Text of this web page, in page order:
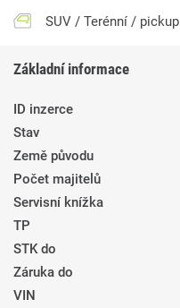
SUV / Terénní / pickup
Základní informace
ID inzerce
Stav
Země původu
Počet majitelů
Servisní knížka
TP
STK do
Záruka do
VIN